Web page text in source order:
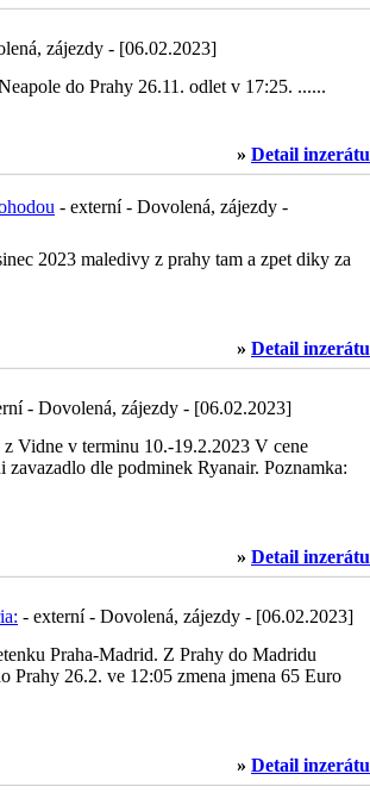
zájezdy - [06.02.2023]
do Prahy 26.11. odlet v 17:25. ......
» Detail inzerátu
- externí - Dovolená, zájezdy -
2023 maledivy z prahy tam a zpet diky za
» Detail inzerátu
- Dovolená, zájezdy - [06.02.2023]
Vidne v terminu 10.-19.2.2023 V cene
dle podminek Ryanair. Poznamka:
» Detail inzerátu
- externí - Dovolená, zájezdy - [06.02.2023]
Praha-Madrid. Z Prahy do Madridu
Prahy 26.2. ve 12:05 zmena jmena 65 Euro
» Detail inzerátu